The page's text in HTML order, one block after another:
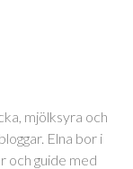
mjölksyra och
Elna bor i
och guide med